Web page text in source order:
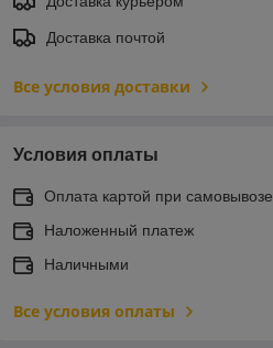
Доставка почтой
Все условия доставки
Условия оплаты
Оплата картой при самовывозе
Наложенный платеж
Наличными
Все условия оплаты